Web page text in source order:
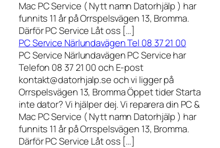
Mac PC Service ( Nytt namn Datorhjälp ) har
funnits 11 år på Orrspelsvägen 13, Bromma.
Därför PC Service Låt oss […]
PC Service Närlundavägen Tel 08 37 21 00
PC Service Närlundavägen PC Service har
Telefon 08 37 21 00 och E-post
kontakt@datorhjalp.se och vi ligger på
Orrspelsvägen 13, Bromma Öppet tider Starta
inte dator? Vi hjälper dej. Vi reparera din PC &
Mac PC Service ( Nytt namn Datorhjälp ) har
funnits 11 år på Orrspelsvägen 13, Bromma.
Därför PC Service Låt oss […]